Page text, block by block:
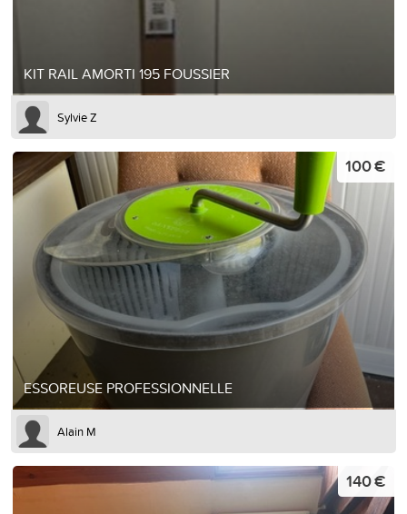
KIT RAIL AMORTI 195 FOUSSIER
Sylvie Z
ESSOREUSE PROFESSIONNELLE
100 €
Alain M
140 €